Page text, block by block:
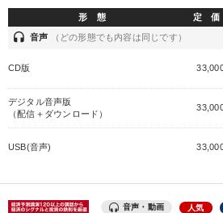
形 態 定 価
headset 音声 （どの形態でも内容は同じです）
CD版
デジタル音声版
（配信＋ダウンロード）
USB(音声)
音声・動画 人気